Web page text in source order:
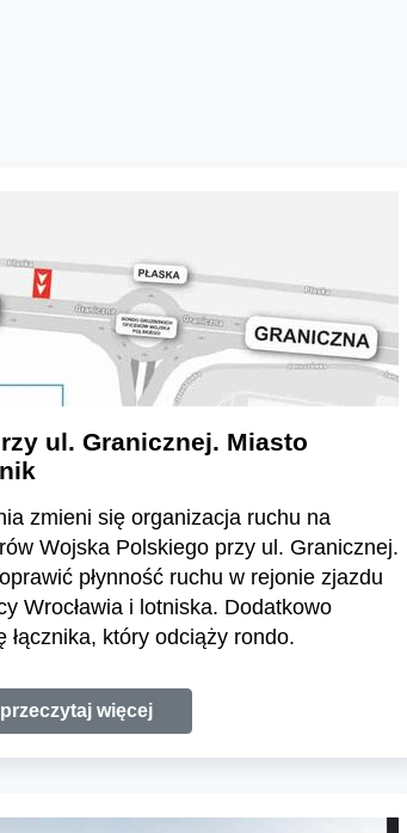
ul. Granicznej. Miasto
zmieni się organizacja ruchu na
Wojska Polskiego przy ul. Granicznej.
płynność ruchu w rejonie zjazdu
Wrocławia i lotniska. Dodatkowo
który odciąży rondo.
przeczytaj więcej